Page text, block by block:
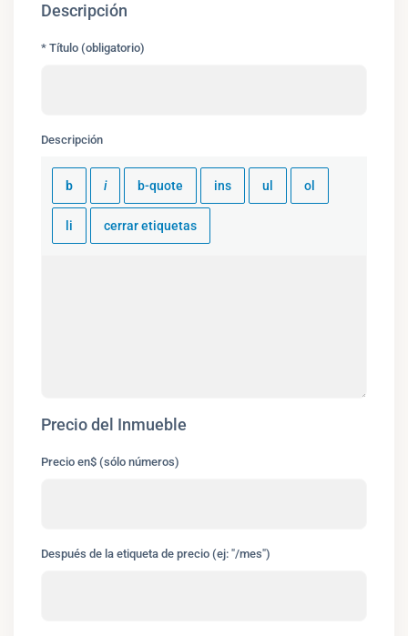
Descripción
* Título (obligatorio)
Descripción
Precio del Inmueble
Precio en$ (sólo números)
Después de la etiqueta de precio (ej: "/mes")